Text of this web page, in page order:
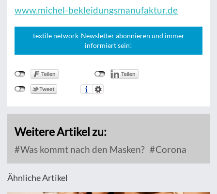
www.michel-bekleidungsmanufaktur.de
textile network-Newsletter abonnieren und immer
informiert sein!
Weitere Artikel zu:
Was kommt nach den Masken? Corona
Ähnliche Artikel